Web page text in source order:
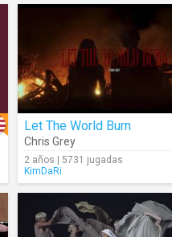
Let The World Burn
Chris Grey
2 años | 5731 jugadas
KimDaRi